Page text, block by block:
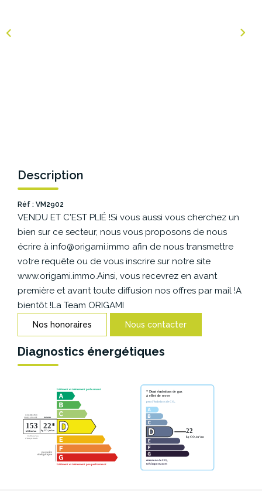
ESPACE BAILLEURS
ESPACE VENDEUR
CONTACT
Description
Réf : VM2902
VENDU ET C'EST PLIÉ !Si vous aussi vous cherchez un
bien sur ce secteur, nous vous proposons de nous
écrire à info@origami.immo afin de nous transmettre
votre requête ou de vous inscrire sur notre site
www.origami.immo.Ainsi, vous recevrez en avant
première et avant toute diffusion nos offres par mail !A
bientôt !La Team ORIGAMI
Nos honoraires Nous contacter
Diagnostics énergétiques